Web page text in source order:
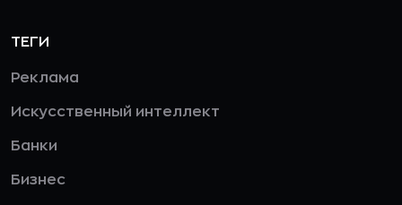
ТЕГИ
Реклама
Искусственный интеллект
Банки
Бизнес